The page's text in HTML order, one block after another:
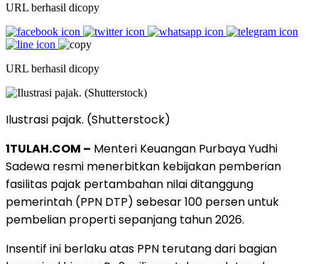
URL berhasil dicopy
URL berhasil dicopy
Ilustrasi pajak. (Shutterstock)
1TULAH.COM – Menteri Keuangan Purbaya Yudhi
Sadewa resmi menerbitkan kebijakan pemberian
fasilitas pajak pertambahan nilai ditanggung
pemerintah (PPN DTP) sebesar 100 persen untuk
pembelian properti sepanjang tahun 2026.
Insentif ini berlaku atas PPN terutang dari bagian